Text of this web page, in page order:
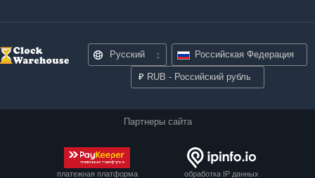
Русский Российская Федерация
₽ RUB - Российский рубль
Партнеры сайта
платежная платформа обработка IP данных